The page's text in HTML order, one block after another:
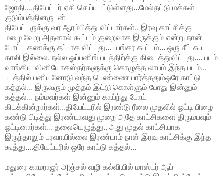
ஜோதி....தியேட்டர் ஏசி செய்யபட்டுள்ளது...மேல்தட்டு மக்கள்
குடும்பத்தினருடன்
தியேட்டருக்கு வர ஆரம்பித்து விட்டார்கள்.. இரவு காட்சிக்கு
மழை வேறு அதனால் கூட்டம் குறைவாக இருக்கும் என்று நான்
போட்ட கணக்கு தப்பாக விட்டது...பயங்கர கூட்டம்... ஒரு சீட் கூட
காலி இல்லை. நல்ல ஓப்பனிங் படத்திற்க்கு கிடைத்துவிட்டது.... படம்
வாங்கிய வினியோகஸ்தர்களுக்கு கொழுத்த லாபம் இந்த படம்...
படத்தில் பனியனோடு வந்த பெண்ணை பார்த்ததும்ஒரே காட்டு
கத்தல்... இருவரும் முத்தம் இட்டு கொள்ளும் போது இன்னும்
கத்தல்... நம்மவர்கள் இன்னும் காய்ந்து போய்
கிடக்கின்றார்கள்...தியேட்டரில் இரண்டு ரீலை முதலில் ஓட்டி பிழை
கண்டு பிடித்து இரண்டாவது முறை அதே காட்சிகளை திருமபவும்
ஓட்டினார்கள்... தலையெழுத்து.. அது முதல் காட்சியாக
இருந்தாலும் பரவாயில்லை இரண்டாம் நாள் இரவு காட்சிக்கு இந்த
கூத்து....தியேட்டரில் ஒரே காட்டு கத்தல்...
மதுரை காமராஜர் அஞ்சல் வழி கல்வியில் மாஸ்டர் ஆப்